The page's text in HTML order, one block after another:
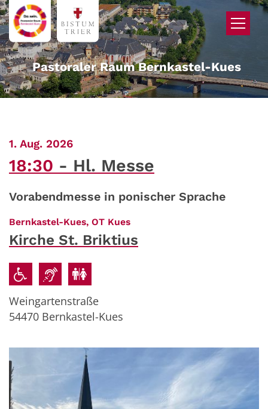
Zum Inhalt springen
Pastoraler Raum Bernkastel-Kues
1. Aug. 2026:
18:30 Hl. Messe
Vorabendmesse in ponischer Sprache
Bernkastel-Kues, OT Kues:
Kirche St. Briktius
Weingartenstraße
54470 Bernkastel-Kues